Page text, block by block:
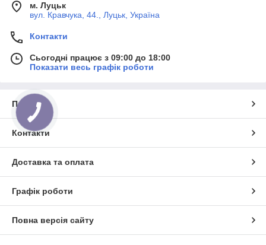
м. Луцьк
вул. Кравчука, 44., Луцьк, Україна
Контакти
Сьогодні працює з 09:00 до 18:00
Показати весь графік роботи
Про нас
Контакти
Доставка та оплата
Графік роботи
Повна версія сайту